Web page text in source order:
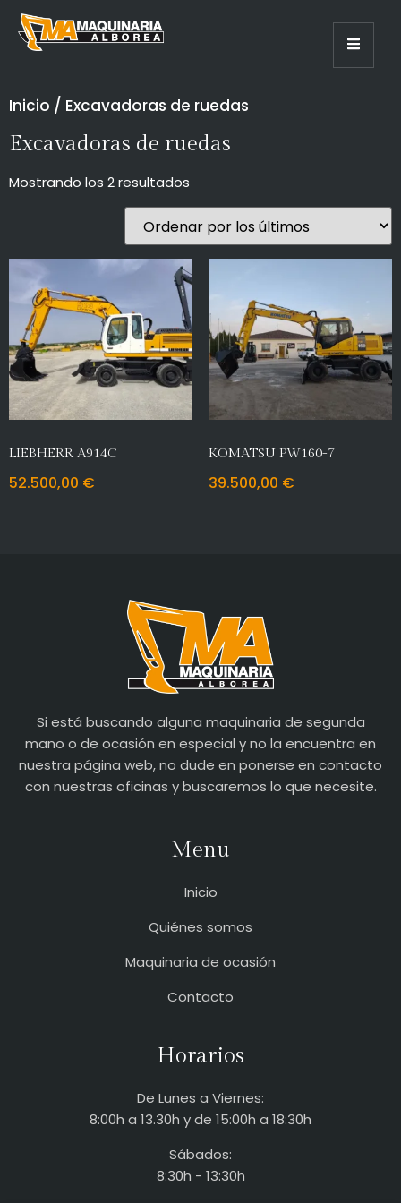
Inicio / Excavadoras de ruedas
Excavadoras de ruedas
Mostrando los 2 resultados
LIEBHERR A914C
52.500,00 €
KOMATSU PW160-7
39.500,00 €
Si está buscando alguna maquinaria de segunda
mano o de ocasión en especial y no la encuentra en
nuestra página web, no dude en ponerse en contacto
con nuestras oficinas y buscaremos lo que necesite.
Menu
Inicio
Quiénes somos
Maquinaria de ocasión
Contacto
Horarios
De Lunes a Viernes:
8:00h a 13.30h y de 15:00h a 18:30h
Sábados:
8:30h - 13:30h